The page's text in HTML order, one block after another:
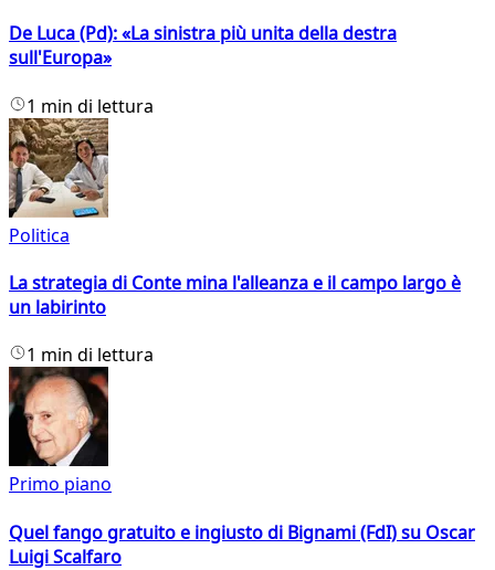
De Luca (Pd): «La sinistra più unita della destra
sull'Europa»
1 min di lettura
Politica
La strategia di Conte mina l'alleanza e il campo largo è
un labirinto
1 min di lettura
Primo piano
Quel fango gratuito e ingiusto di Bignami (FdI) su Oscar
Luigi Scalfaro